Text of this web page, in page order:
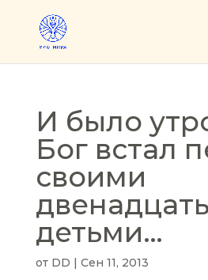
И было
Бог встал
своими
детьми…
от DD | Сен 11, 2013